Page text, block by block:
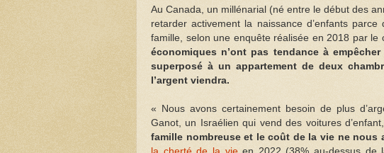
Au Canada, un millénarial (né entre le début des
retarder activement la naissance d’enfants
famille, selon une enquête réalisée en 2018 par le
économiques n’ont pas tendance à
superposé à un appartement de deux
l’argent viendra.
« Nous avons certainement besoin de plus
Ganot, un Israélien qui vend des voitures d’enfant,
famille nombreuse et le coût de la vie ne nous